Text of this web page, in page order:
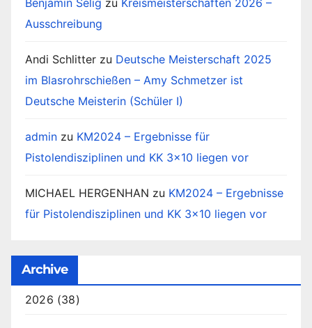
Benjamin Selig zu Kreismeisterschaften 2026 –
Ausschreibung
Andi Schlitter zu Deutsche Meisterschaft 2025
im Blasrohrschießen – Amy Schmetzer ist
Deutsche Meisterin (Schüler I)
admin zu KM2024 – Ergebnisse für
Pistolendisziplinen und KK 3×10 liegen vor
MICHAEL HERGENHAN zu KM2024 – Ergebnisse
für Pistolendisziplinen und KK 3×10 liegen vor
Archive
2026 (38)